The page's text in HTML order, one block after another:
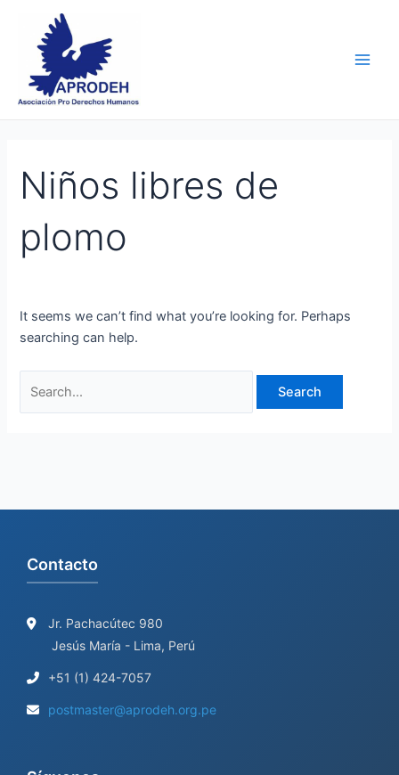
content
Niños libres de
plomo
It seems we can’t find what you’re looking for. Perhaps
searching can help.
Search
Contacto
Jr. Pachacútec 980
Jesús María - Lima, Perú
+51 (1) 424-7057
postmaster@aprodeh.org.pe